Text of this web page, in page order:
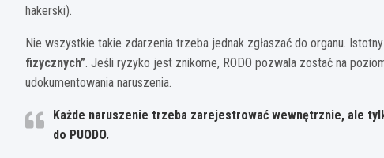
hakerski).
Nie wszystkie takie zdarzenia trzeba jednak zgłaszać do organu.
fizycznych”. Jeśli ryzyko jest znikome, RODO pozwala zostać na
udokumentowania naruszenia.
Każde naruszenie trzeba zarejestrować wewnętrznie, ale
do PUODO.